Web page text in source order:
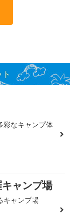
彩なキャンプ体
ャンプ場
キャンプ場